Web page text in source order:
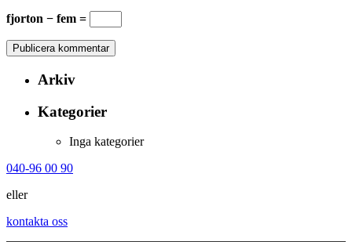
fjorton − fem =
Arkiv
Kategorier
Inga kategorier
040-96 00 90
eller
kontakta oss